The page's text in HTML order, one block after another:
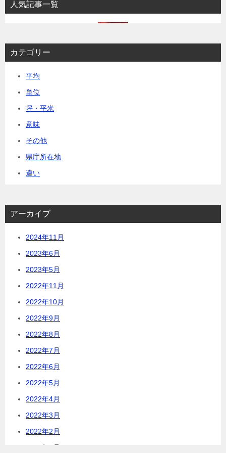
人気記事一覧
カテゴリー
平均
単位
坪・平米
意味
その他
県庁所在地
違い
アーカイブ
2024年11月
2023年6月
2023年5月
2022年11月
2022年10月
2022年9月
2022年8月
2022年7月
2022年6月
2022年5月
2022年4月
2022年3月
2022年2月
2022年1月